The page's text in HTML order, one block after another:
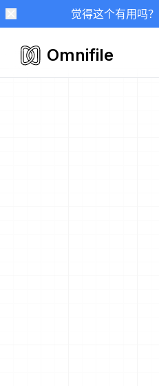
觉得这个有用吗？
Omnifile